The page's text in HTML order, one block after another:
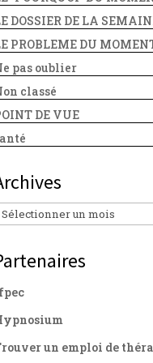
DOSSIER DE LA
PROBLEME DU
pas oublier
classé
DE VUE
un emploi de